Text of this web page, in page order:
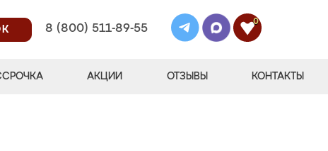
8 (800) 511-89-55
0
АКЦИИ ОТЗЫВЫ КОНТАКТЫ